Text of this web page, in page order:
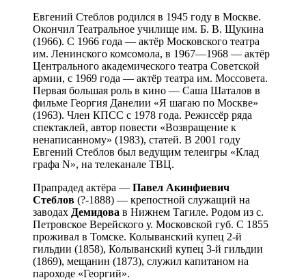
Евгений Стеблов родился в 1945 году в Москве.
Окончил Театральное училище им. Б. В. Щукина
(1966). С 1966 года — актёр Московского театра
им. Ленинского комсомола, в 1967—1968 — актёр
Центрального академического театра Советской
армии, с 1969 года — актёр театра им. Моссовета.
Первая большая роль в кино — Саша Шаталов в
фильме Георгия Данелии «Я шагаю по Москве»
(1963). Член КПСС с 1978 года. Режиссёр ряда
спектаклей, автор повести «Возвращение к
ненаписанному» (1983), статей. В 2001 году
Евгений Стеблов был ведущим телеигры «Клад
графа N», на телеканале ТВЦ.
Прапрадед актёра — Павел Акинфиевич
Стеблов (?-1888) — крепостной служащий на
заводах Демидова в Нижнем Тагиле. Родом из с.
Петровское Верейского у. Московской губ. С 1855
проживал в Томске. Колыванский купец 2-й
гильдии (1858), Колыванский купец 3-й гильдии
(1869), мещанин (1873), служил капитаном на
пароходе «Георгий».